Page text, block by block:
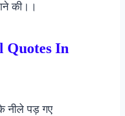
की।।
Quotes In
नीले पड़ गए